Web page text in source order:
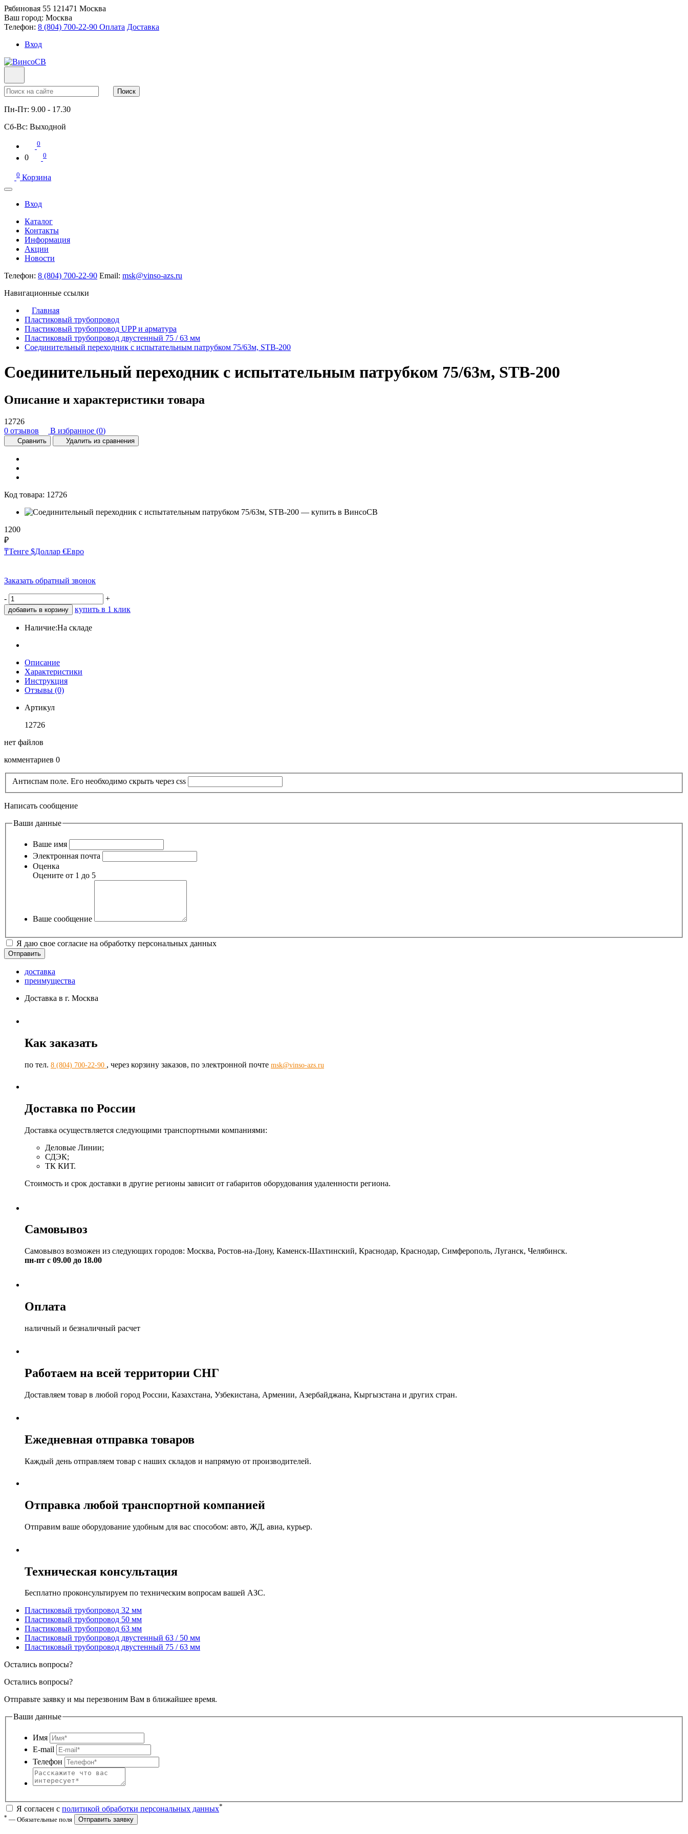
Рябиновая 55 121471 Москва
Ваш город: Москва
Телефон: 8 (804) 700-22-90 Оплата Доставка
Вход
Поиск
Пн-Пт: 9.00 - 17.30
Сб-Вс: Выходной
0
0 0
0 Корзина
Вход
Каталог
Контакты
Информация
Акции
Новости
Телефон: 8 (804) 700-22-90 Email: msk@vinso-azs.ru
Навигационные ссылки
Главная
Пластиковый трубопровод
Пластиковый трубопровод UPP и арматура
Пластиковый трубопровод двустенный 75 / 63 мм
Соединительный переходник с испытательным патрубком 75/63м, STB-200
Соединительный переходник с испытательным патрубком 75/63м, STB-200
Описание и характеристики товара
12726
0 отзывов
В избранное (0)
Сравнить Удалить из сравнения
Код товара: 12726
1200
₽
₸Тенге $Доллар €Евро
Заказать обратный звонок
- +
добавить в корзину купить в 1 клик
Наличие:На складе
Описание
Характеристики
Инструкция
Отзывы (0)
Артикул
12726
нет файлов
комментариев 0
Антиспам поле. Его необходимо скрыть через css
Написать сообщение
Ваши данные
Ваше имя
Электронная почта
Оценка
Оцените от 1 до 5
Ваше сообщение
Я даю свое согласие на обработку персональных данных
доставка
преимущества
Доставка в г. Москва
Как заказать
по тел. 8 (804) 700-22-90 , через корзину заказов, по электронной почте msk@vinso-azs.ru
Доставка по России
Доставка осуществляется следующими транспортными компаниями:
Деловые Линии;
СДЭК;
ТК КИТ.
Стоимость и срок доставки в другие регионы зависит от габаритов оборудования удаленности региона.
Самовывоз
Самовывоз возможен из следующих городов: Москва, Ростов-на-Дону, Каменск-Шахтинский, Краснодар, Краснодар, Симферополь, Луганск, Челябинск.
пн-пт с 09.00 до 18.00
Оплата
наличный и безналичный расчет
Работаем на всей территории СНГ
Доставляем товар в любой город России, Казахстана, Узбекистана, Армении, Азербайджана, Кыргызстана и других стран.
Ежедневная отправка товаров
Каждый день отправляем товар с наших складов и напрямую от производителей.
Отправка любой транспортной компанией
Отправим ваше оборудование удобным для вас способом: авто, ЖД, авиа, курьер.
Техническая консультация
Бесплатно проконсультируем по техническим вопросам вашей АЗС.
Пластиковый трубопровод 32 мм
Пластиковый трубопровод 50 мм
Пластиковый трубопровод 63 мм
Пластиковый трубопровод двустенный 63 / 50 мм
Пластиковый трубопровод двустенный 75 / 63 мм
Остались вопросы?
Остались вопросы?
Отправьте заявку и мы перезвоним Вам в ближайшее время.
Ваши данные
Имя
E-mail
Телефон
Я согласен с политикой обработки персональных данных*
* — Обязательные поля Отправить заявку